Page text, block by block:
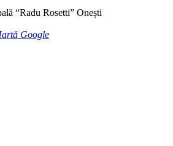
“Radu Rosetti” Onești
Google